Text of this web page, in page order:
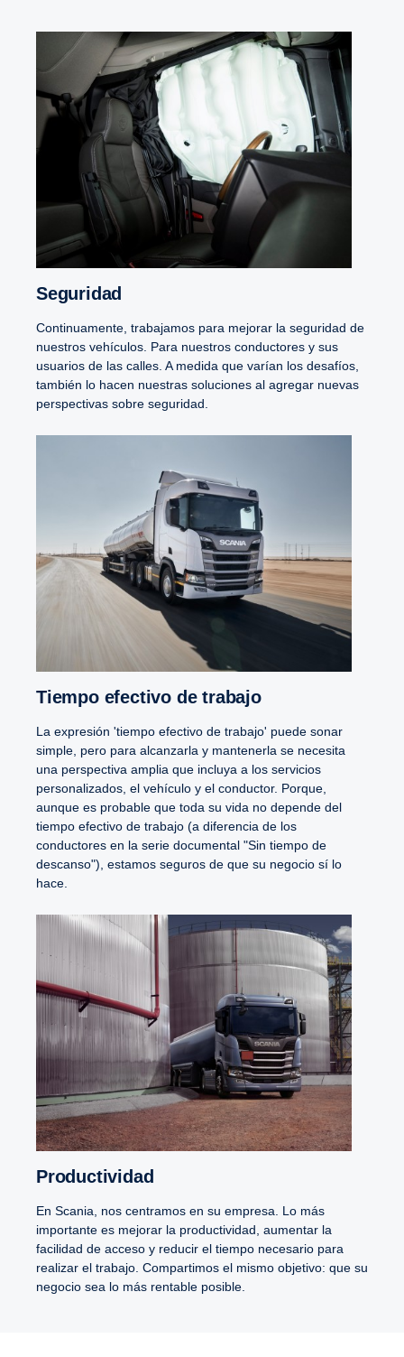
Seguridad
Continuamente, trabajamos para mejorar la seguridad de
nuestros vehículos. Para nuestros conductores y sus
usuarios de las calles. A medida que varían los desafíos,
también lo hacen nuestras soluciones al agregar nuevas
perspectivas sobre seguridad.
Tiempo efectivo de trabajo
La expresión 'tiempo efectivo de trabajo' puede sonar
simple, pero para alcanzarla y mantenerla se necesita
una perspectiva amplia que incluya a los servicios
personalizados, el vehículo y el conductor. Porque,
aunque es probable que toda su vida no depende del
tiempo efectivo de trabajo (a diferencia de los
conductores en la serie documental "Sin tiempo de
descanso"), estamos seguros de que su negocio sí lo
hace.
Productividad
En Scania, nos centramos en su empresa. Lo más
importante es mejorar la productividad, aumentar la
facilidad de acceso y reducir el tiempo necesario para
realizar el trabajo. Compartimos el mismo objetivo: que su
negocio sea lo más rentable posible.